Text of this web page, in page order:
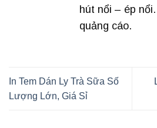
hút nổi – ép
quảng cáo.
In Tem Dán Ly Trà Sữa Số
Lượng Lớn, Giá Sỉ